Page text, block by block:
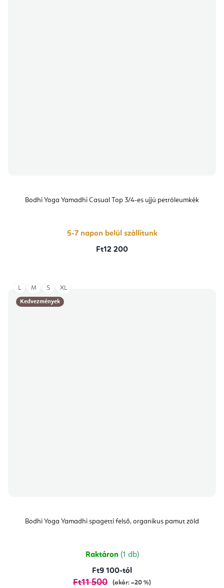
Bodhi Yoga Yamadhi Casual Top 3/4-es ujjú petróleumkék
5-7 napon belül szállítunk
Ft12 200
Kedvezmények
Bodhi Yoga Yamadhi spagetti felső, organikus pamut zöld
Raktáron (1 db)
Ft9 100-tól
Ft11 500 (akár: –20 %)
L M S XL